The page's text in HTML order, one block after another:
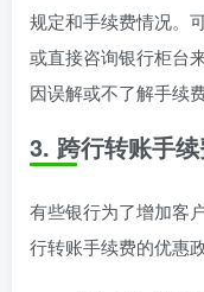
规定和手续费情况。
或直接咨询银行柜台
因误解或不了解手续
3. 跨行转账手
有些银行为了增加客
行转账手续费的优惠